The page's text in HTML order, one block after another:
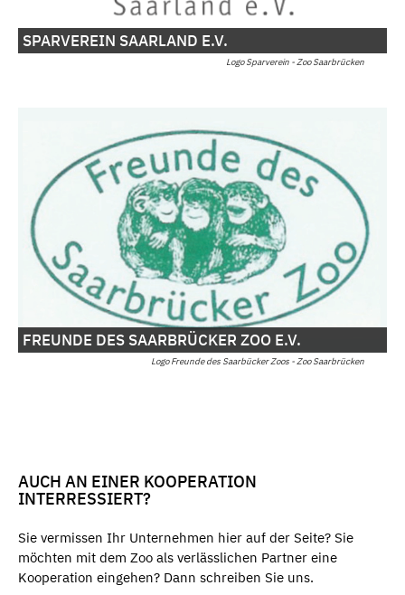
Logo Sparverein - Zoo Saarbrücken
SPARVEREIN SAARLAND E.V.
Logo Freunde des Saarbücker Zoos - Zoo Saarbrücken
FREUNDE DES SAARBRÜCKER ZOO E.V.
AUCH AN EINER KOOPERATION
INTERRESSIERT?
Sie vermissen Ihr Unternehmen hier auf der Seite? Sie
möchten mit dem Zoo als verlässlichen Partner eine
Kooperation eingehen? Dann schreiben Sie uns.